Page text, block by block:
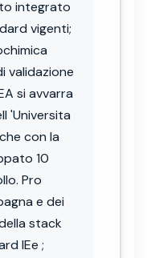
integrato
vigenti;
validazione
si avvarra
'Universita
con la
10
Pro
e dei
stack
lEe ;